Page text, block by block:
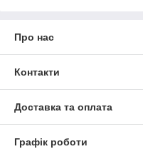
Про нас
Контакти
Доставка та оплата
Графік роботи